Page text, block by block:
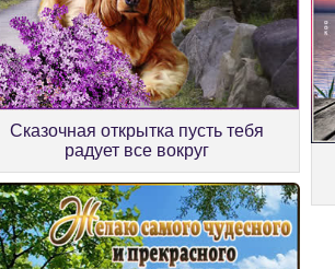
Сказочная открытка пусть тебя
радует все вокруг